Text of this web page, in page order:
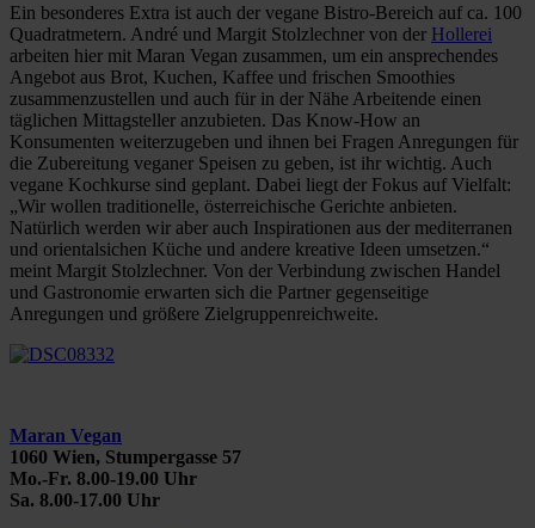
Ein besonderes Extra ist auch der vegane Bistro-Bereich auf ca. 100
Quadratmetern. André und Margit Stolzlechner von der Hollerei
arbeiten hier mit Maran Vegan zusammen, um ein ansprechendes
Angebot aus Brot, Kuchen, Kaffee und frischen Smoothies
zusammenzustellen und auch für in der Nähe Arbeitende einen
täglichen Mittagsteller anzubieten. Das Know-How an
Konsumenten weiterzugeben und ihnen bei Fragen Anregungen für
die Zubereitung veganer Speisen zu geben, ist ihr wichtig. Auch
vegane Kochkurse sind geplant. Dabei liegt der Fokus auf Vielfalt:
„Wir wollen traditionelle, österreichische Gerichte anbieten.
Natürlich werden wir aber auch Inspirationen aus der mediterranen
und orientalsichen Küche und andere kreative Ideen umsetzen.“
meint Margit Stolzlechner. Von der Verbindung zwischen Handel
und Gastronomie erwarten sich die Partner gegenseitige
Anregungen und größere Zielgruppenreichweite.
Maran Vegan
1060 Wien, Stumpergasse 57
Mo.-Fr. 8.00-19.00 Uhr
Sa. 8.00-17.00 Uhr